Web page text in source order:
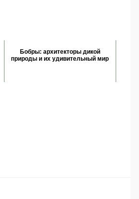
Бобры: архитекторы дикой
природы и их удивительный мир